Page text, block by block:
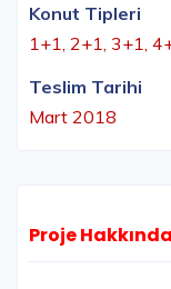
Konut Tipleri
1+1, 2+1, 3+1,
Teslim Tarihi
Mart 2018
Proje Hakkında